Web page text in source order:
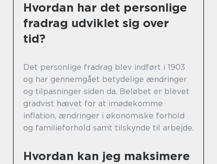
Hvordan har det personlige
fradrag udviklet sig over
tid?
Det personlige fradrag blev indført i 1903
og har gennemgået betydelige ændringer
og tilpasninger siden da. Beløbet er blevet
gradvist hævet for at imødekomme
inflation, ændringer i økonomiske forhold
og familieforhold samt tilskynde til arbejde.
Hvordan kan jeg maksimere